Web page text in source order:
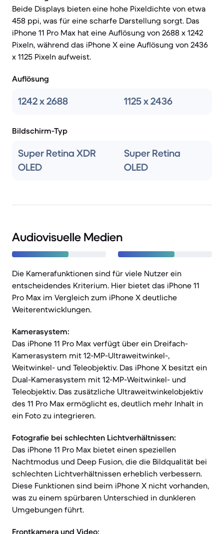
Beide Displays bieten eine hohe Pixeldichte von etwa
458 ppi, was für eine scharfe Darstellung sorgt. Das
iPhone 11 Pro Max hat eine Auflösung von 2688 x 1242
Pixeln, während das iPhone X eine Auflösung von 2436
x 1125 Pixeln aufweist.
Auflösung
1242 x 2688 1125 x 2436
Bildschirm-Typ
Super Retina XDR
OLED
Super Retina
OLED
Audiovisuelle Medien
Die Kamerafunktionen sind für viele Nutzer ein
entscheidendes Kriterium. Hier bietet das iPhone 11
Pro Max im Vergleich zum iPhone X deutliche
Weiterentwicklungen.
Kamerasystem:
Das iPhone 11 Pro Max verfügt über ein Dreifach-
Kamerasystem mit 12-MP-Ultraweitwinkel-,
Weitwinkel- und Teleobjektiv. Das iPhone X besitzt ein
Dual-Kamerasystem mit 12-MP-Weitwinkel- und
Teleobjektiv. Das zusätzliche Ultraweitwinkelobjektiv
des 11 Pro Max ermöglicht es, deutlich mehr Inhalt in
ein Foto zu integrieren.
Fotografie bei schlechten Lichtverhältnissen:
Das iPhone 11 Pro Max bietet einen speziellen
Nachtmodus und Deep Fusion, die die Bildqualität bei
schlechten Lichtverhältnissen erheblich verbessern.
Diese Funktionen sind beim iPhone X nicht vorhanden,
was zu einem spürbaren Unterschied in dunkleren
Umgebungen führt.
Frontkamera und Video: